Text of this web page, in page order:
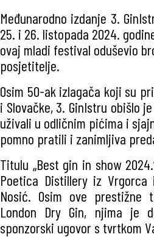
Međunarodno izdanje 3.
25. i 26. listopada 2024.
ovaj mladi festival oduševio
posjetitelje.
Osim 50-ak izlagača koji su
i Slovačke, 3. GinIstru obišlo
uživali u odličnim pićima i
pomno pratili i zanimljiva
Titulu „Best gin in show
Poetica Distillery iz
Nosić. Osim ove
London Dry Gin, njima je
sponzorski ugovor s tvrtkom